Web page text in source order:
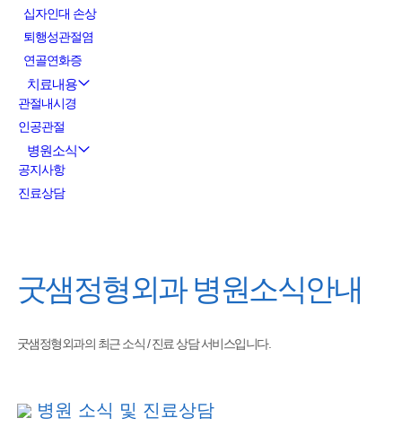
십자인대 손상
퇴행성관절염
연골연화증
치료내용
관절내시경
인공관절
병원소식
공지사항
진료상담
굿샘정형외과병원소식안내
굿샘정형외과의 최근 소식 / 진료 상담 서비스입니다.
병원 소식 및 진료상담